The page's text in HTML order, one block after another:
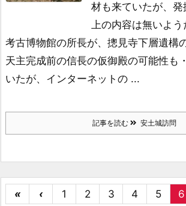
材も来ていたが、 発
上の内容は無いよう
考古博物館の所長が、摠見寺下層遺構
天主完成前の信長の仮御殿の可能性も
いたが、 インターネットの ...
記事を読む 安土城訪問
« ‹ 1 2 3 4 5 6